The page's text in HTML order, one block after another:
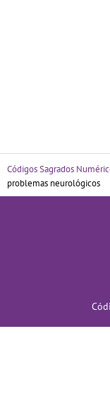
Códigos Sagrados
problemas neurológicos